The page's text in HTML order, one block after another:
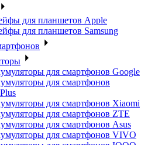
для планшетов Apple
для планшетов Samsung
для смартфонов Google
для смартфонов
для смартфонов Xiaomi
для смартфонов ZTE
для cмартфонов Asus
для смартфонов VIVO